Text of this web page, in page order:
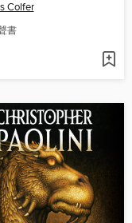
Colfer
書